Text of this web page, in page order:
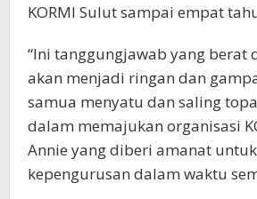
KORMI Sulut sampai empat
“Ini tanggungjawab yang berat
akan menjadi ringan dan
samua menyatu dan saling
dalam memajukan organisasi
Annie yang diberi amanat
kepengurusan dalam waktu